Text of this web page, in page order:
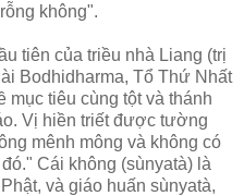
không".
tiên của triều nhà Liang (trị
Bodhidharma, Tổ Thứ Nhất
mục tiêu cùng tột và thánh
Vị hiền triết được tường
mênh mông và không có
Cái không (sùnyatà) là
và giáo huấn sùnyatà,